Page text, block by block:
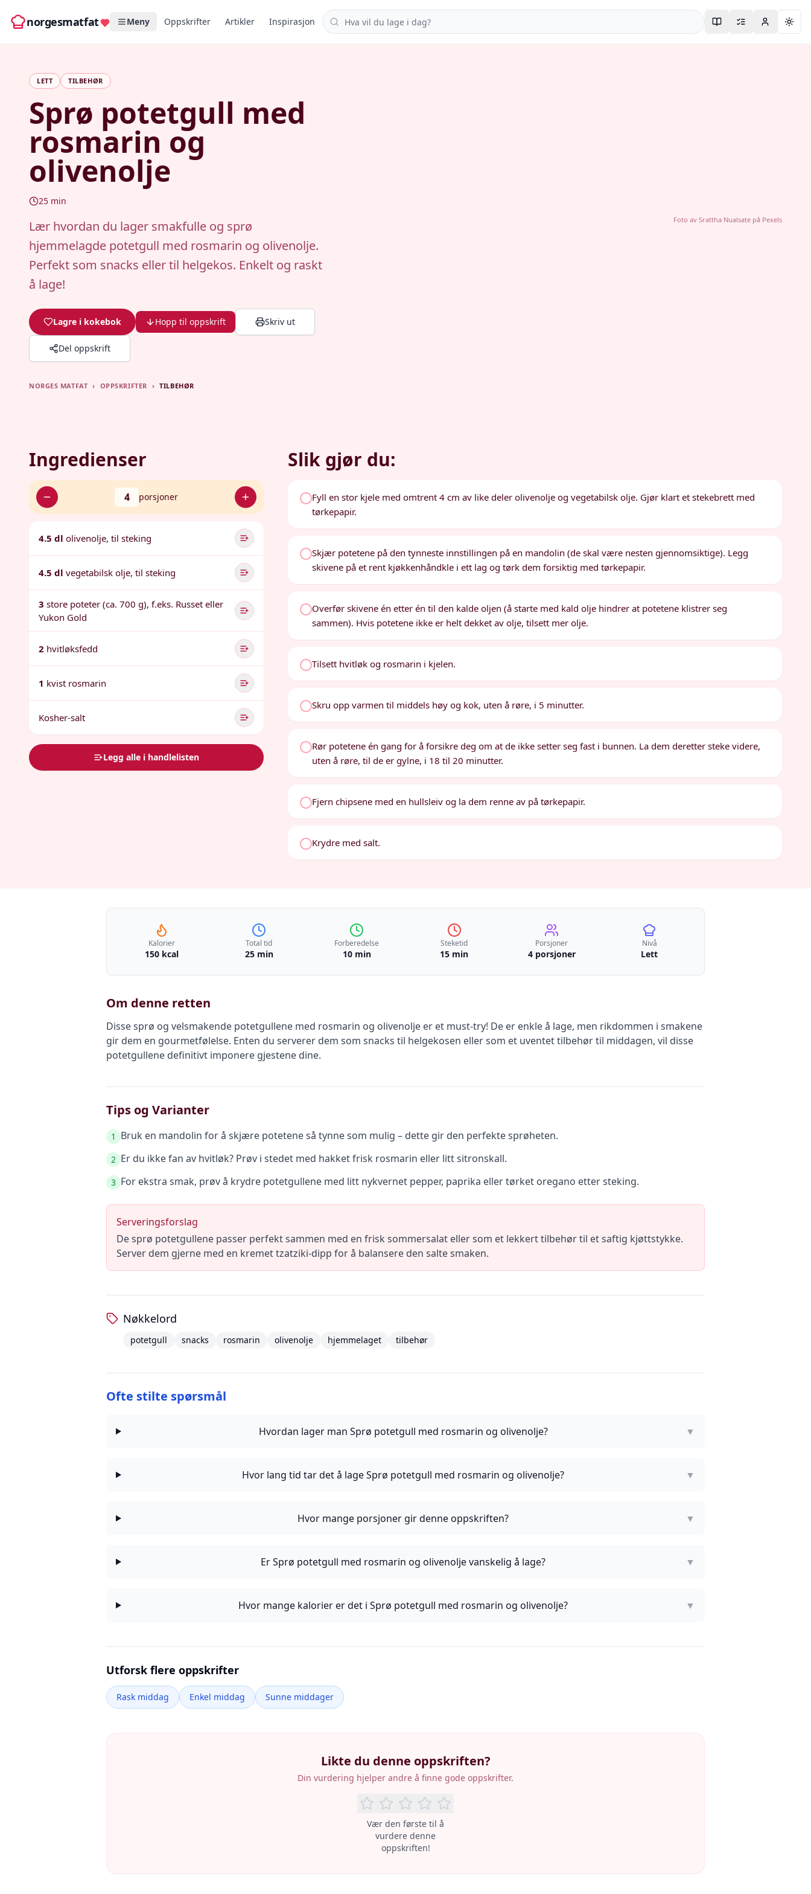
norgesmatfat Meny Oppskrifter Artikler Inspirasjon Søk i oppskrifter
LETT TILBEHØR
Sprø potetgull med
rosmarin og
olivenolje
25 min
Lær hvordan du lager smakfulle og sprø
hjemmelagde potetgull med rosmarin og olivenolje.
Perfekt som snacks eller til helgekos. Enkelt og raskt
å lage!
Lagre i kokebok Hopp til oppskrift Skriv ut
Del oppskrift
Foto av Srattha Nualsatepå Pexels
NORGES MATFAT › OPPSKRIFTER › TILBEHØR
Ingredienser
4 porsjoner
4.5 dl olivenolje, til steking
4.5 dl vegetabilsk olje, til steking
3 store poteter (ca. 700 g), f.eks. Russet eller
Yukon Gold
2 hvitløksfedd
1 kvist rosmarin
Kosher-salt
Legg alle i handlelisten
Slik gjør du:
Fyll en stor kjele med omtrent 4 cm av like deler olivenolje og vegetabilsk olje. Gjør klart et stekebrett med
tørkepapir.
Skjær potetene på den tynneste innstillingen på en mandolin (de skal være nesten gjennomsiktige). Legg
skivene på et rent kjøkkenhåndkle i ett lag og tørk dem forsiktig med tørkepapir.
Overfør skivene én etter én til den kalde oljen (å starte med kald olje hindrer at potetene klistrer seg
sammen). Hvis potetene ikke er helt dekket av olje, tilsett mer olje.
Tilsett hvitløk og rosmarin i kjelen.
Skru opp varmen til middels høy og kok, uten å røre, i 5 minutter.
Rør potetene én gang for å forsikre deg om at de ikke setter seg fast i bunnen. La dem deretter steke videre,
uten å røre, til de er gylne, i 18 til 20 minutter.
Fjern chipsene med en hullsleiv og la dem renne av på tørkepapir.
Krydre med salt.
Kalorier
150 kcal
Total tid
25 min
Forberedelse
10 min
Steketid
15 min
Porsjoner
4 porsjoner
Nivå
Lett
Om denne retten
Disse sprø og velsmakende potetgullene med rosmarin og olivenolje er et must-try! De er enkle å lage, men rikdommen i smakene
gir dem en gourmetfølelse. Enten du serverer dem som snacks til helgekosen eller som et uventet tilbehør til middagen, vil disse
potetgullene definitivt imponere gjestene dine.
Tips og Varianter
1 Bruk en mandolin for å skjære potetene så tynne som mulig – dette gir den perfekte sprøheten.
2 Er du ikke fan av hvitløk? Prøv i stedet med hakket frisk rosmarin eller litt sitronskall.
3 For ekstra smak, prøv å krydre potetgullene med litt nykvernet pepper, paprika eller tørket oregano etter steking.
Serveringsforslag
De sprø potetgullene passer perfekt sammen med en frisk sommersalat eller som et lekkert tilbehør til et saftig kjøttstykke.
Server dem gjerne med en kremet tzatziki-dipp for å balansere den salte smaken.
Nøkkelord
potetgull snacks rosmarin olivenolje hjemmelaget tilbehør
Ofte stilte spørsmål
Hvordan lager man Sprø potetgull med rosmarin og olivenolje? ▼
Hvor lang tid tar det å lage Sprø potetgull med rosmarin og olivenolje? ▼
Hvor mange porsjoner gir denne oppskriften? ▼
Er Sprø potetgull med rosmarin og olivenolje vanskelig å lage? ▼
Hvor mange kalorier er det i Sprø potetgull med rosmarin og olivenolje? ▼
Utforsk flere oppskrifter
Rask middag Enkel middag Sunne middager
Likte du denne oppskriften?
Din vurdering hjelper andre å finne gode oppskrifter.
Vær den første til å
vurdere denne
oppskriften!